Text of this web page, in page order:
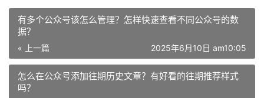
有多个公众号该怎么管理？怎样快速查看不同公众号的数
据？
« 上一篇 2025年6月10日 am10:05
怎么在公众号添加往期历史文章？有好看的往期推荐样式
吗？